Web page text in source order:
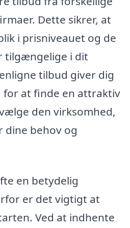
Dette sikrer, at
i prisniveauet og de
tilgængelige i dit
tilbud giver dig
for at finde en attraktiv
den virksomhed,
dine behov og
en betydelig
er det vigtigt at
Ved at indhente